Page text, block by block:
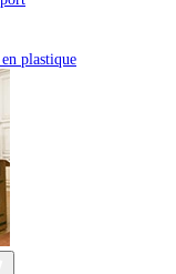
plastique